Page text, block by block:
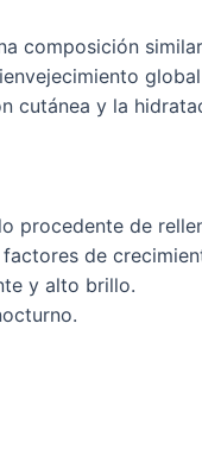
composición
cutánea y la
procedente de
de
y alto brillo.